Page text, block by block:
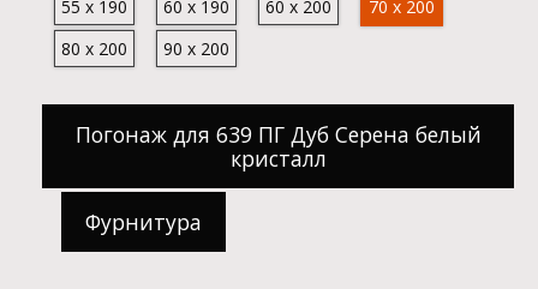
55 x 190 60 x 190 60 x 200
70 x 200
80 x 200
90 x 200
Погонаж для 639 ПГ Дуб Серена белый
кристалл
Фурнитура